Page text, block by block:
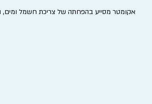
אקומטר מסייע בהפחתה של צריכת חשמל ומים,